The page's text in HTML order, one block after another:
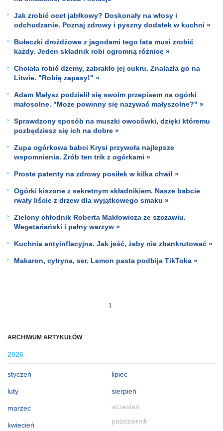
ARCHIWUM ARTYKUŁÓW
2026
styczeń
luty
marzec
kwiecień
lipiec
sierpień
wrzesień
październik
Jak zrobić ocet jabłkowy? Doskonały na włosy i
odchudzanie. Poznaj zdrowy i pyszny dodatek w kuchni »
Bułeczki drożdżowe z jagodami tego lata musi zrobić
każdy. Jeden składnik robi ogromną różnicę »
Chciała robić dżemy, zabrakło jej cukru. Znalazła go na
Litwie. "Robię zapasy!" »
Adam Małysz podzielił się swoim przepisem na ogórki
małosolne. "Może powinny się nazywać małyszolne?" »
Sprawdzony sposób na muszki owocówki, dzięki któremu
pozbędziesz się ich na dobre »
Zupa ogórkowa babci Krysi przywoła najlepsze
wspomnienia. Zrób ten trik z ogórkami »
Proste patenty na zdrowy posiłek w kilka chwil »
Ogórki kiszone z sekretnym składnikiem. Nasze babcie
rwały liście z drzew dla wyjątkowego smaku »
Zielony chłodnik Roberta Makłowicza ze szczawiu.
Wegetariański i pełny warzyw »
Kuchnia antyinflacyjna. Jak jeść, żeby nie zbankrutować »
Makaron, cytryna, ser. Lemon pasta podbija TikToka »
1